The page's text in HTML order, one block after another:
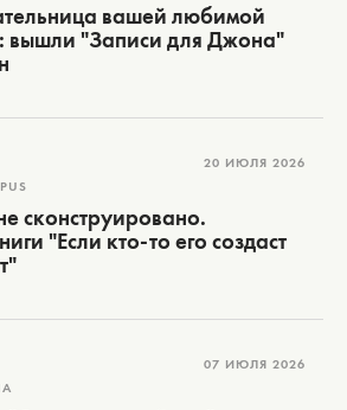
вашей любимой
вышли "Записи для Джона"
20 ИЮЛЯ 2026
сконструировано.
"Если кто-то его создаст
07 ИЮЛЯ 2026